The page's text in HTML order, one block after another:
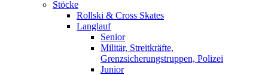
Stöcke
Rollski & Cross Skates
Langlauf
Senior
Militär, Streitkräfte,
Grenzsicherungstruppen, Polizei
Junior